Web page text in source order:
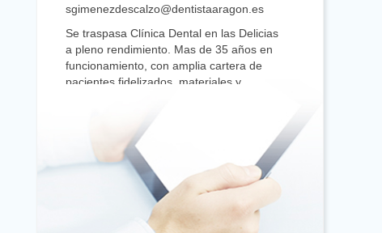
sgimenezdescalzo@dentistaaragon.es
Se traspasa Clínica Dental en las Delicias
a pleno rendimiento. Mas de 35 años en
funcionamiento, con amplia cartera de
pacientes fidelizados, materiales y
en el 976 79 51 10
Se busca Odontólogo/a con
conocimiento en Endodoncia y
Odontología Restauradora para trabajar
cuatro días a la semana a jornada
completa en Barbastro. Buen ambiente